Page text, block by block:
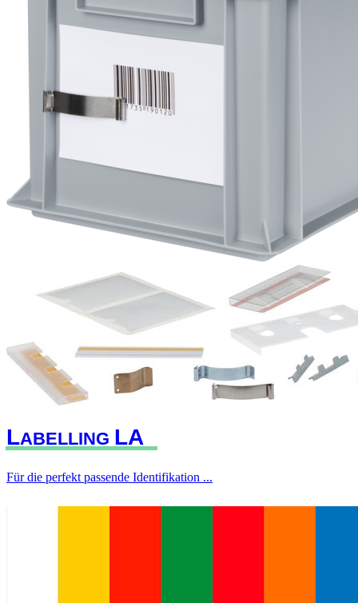
LABELLING LA
Für die perfekt passende Identifikation ...